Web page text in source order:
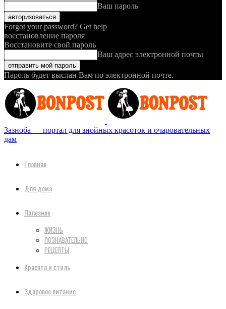
Ваш пароль
Forgot your password? Get help
восстановление пароля
Восстановите свой пароль
Ваш адрес электронной почты
Пароль будет выслан Вам по электронной почте.
Зазноба — портал для знойных красоток и очаровательных
дам
Главная
Для дома
Полезное
ЖИЗНЬ
ПОЗНАВАТЕЛЬНО
РЕЦЕПТЫ
Красота и стиль
Здоровое питание